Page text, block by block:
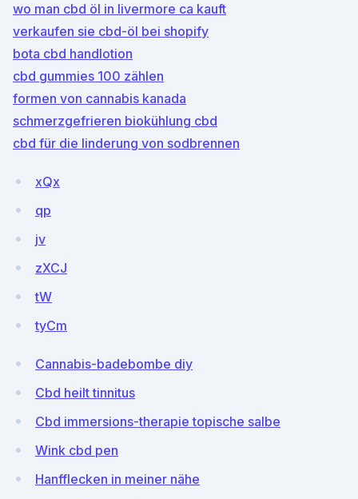
wo man cbd öl in livermore ca kauft
verkaufen sie cbd-öl bei shopify
bota cbd handlotion
cbd gummies 100 zählen
formen von cannabis kanada
schmerzgefrieren biokühlung cbd
cbd für die linderung von sodbrennen
xQx
qp
jv
zXCJ
tW
tyCm
Cannabis-badebombe diy
Cbd heilt tinnitus
Cbd immersions-therapie topische salbe
Wink cbd pen
Hanfflecken in meiner nähe